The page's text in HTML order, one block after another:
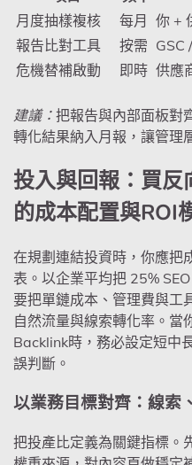
月度抽樣複核
每月
你 +
報告比對工具
按需 GSC
危機替補啟動
即時 供應
建議： 把報告與內部面板對
轉化結果納入月報，讓管理
投入與回報：買
的成本配置與ROI
在規劃連結投資時，你應把
表。以企業平均把 25%
要把單鏈成本、管理費與工
自然流量與線索轉化率。當
Backlink時，務必設定短中
誤判斷。
以業務目標對齊：線索
把投產比定義為關鍵指標。